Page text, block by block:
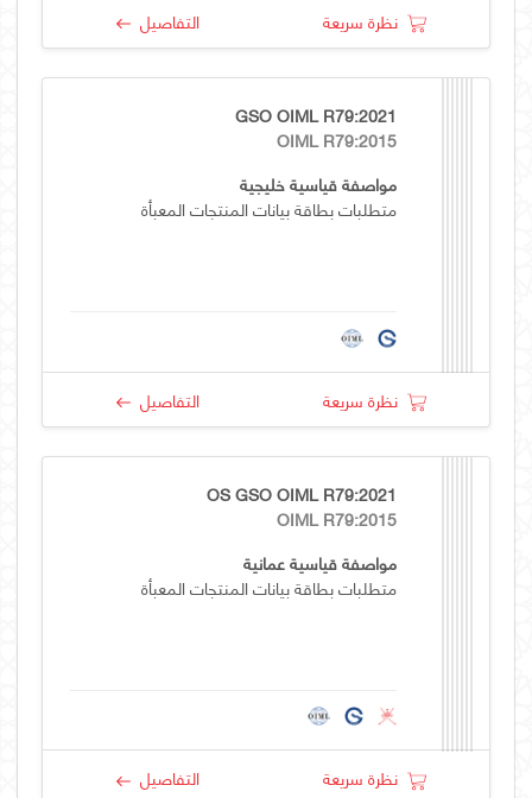
نظرة سريعة التفاصيل
GSO OIML R79:2021
OIML R79:2015
مواصفة قياسية خليجية
متطلبات بطاقة بيانات المنتجات المعبأة
نظرة سريعة التفاصيل
OS GSO OIML R79:2021
OIML R79:2015
مواصفة قياسية عمانية
متطلبات بطاقة بيانات المنتجات المعبأة
نظرة سريعة التفاصيل